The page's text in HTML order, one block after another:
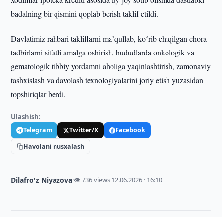
badalning bir qismini qoplab berish taklif etildi.
Davlatimiz rahbari takliflarni maʼqullab, koʻrib chiqilgan chora-
tadbirlarni sifatli amalga oshirish, hududlarda onkologik va
gematologik tibbiy yordamni aholiga yaqinlashtirish, zamonaviy
tashxislash va davolash texnologiyalarini joriy etish yuzasidan
topshiriqlar berdi.
Ulashish:
Telegram Twitter/X
Facebook
Havolani nusxalash
Dilafro'z Niyazova·👁 736 views·12.06.2026 · 16:10